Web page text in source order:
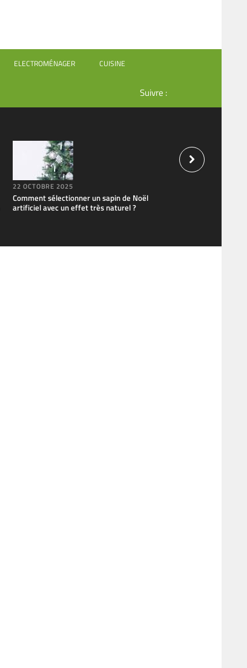
ELECTROMÉNAGER CUISINE
Suivre :
22 OCTOBRE 2025
Comment sélectionner un sapin de Noël
artificiel avec un effet très naturel ?